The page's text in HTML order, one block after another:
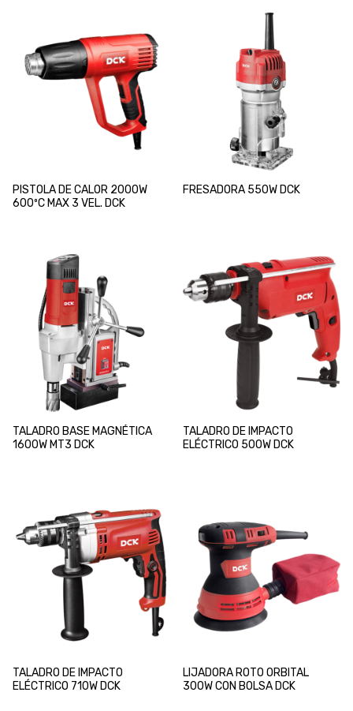
PISTOLA DE CALOR 2000W
600ºC MAX 3 VEL. DCK
FRESADORA 550W DCK
TALADRO BASE MAGNÉTICA
1600W MT3 DCK
TALADRO DE IMPACTO
ELÉCTRICO 500W DCK
TALADRO DE IMPACTO
ELÉCTRICO 710W DCK
LIJADORA ROTO ORBITAL
300W CON BOLSA DCK